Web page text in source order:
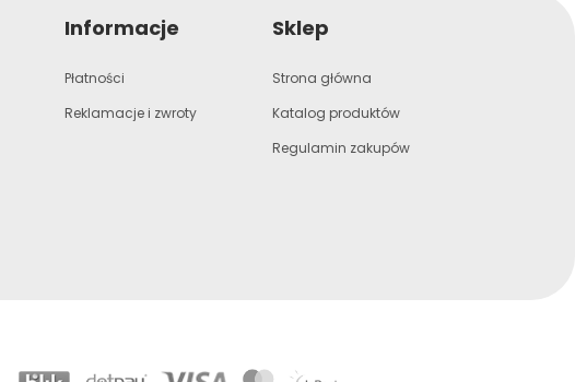
Informacje
Płatności
Reklamacje i zwroty
Sklep
Strona główna
Katalog produktów
Regulamin zakupów